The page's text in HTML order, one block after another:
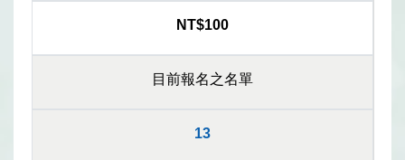
NT$100
目前報名之名單
13